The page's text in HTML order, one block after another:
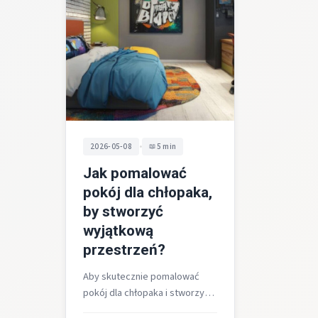
2026-05-08 • 5 min
Jak pomalować
pokój dla chłopaka,
by stworzyć
wyjątkową
przestrzeń?
Aby skutecznie pomalować
pokój dla chłopaka i stworzyć